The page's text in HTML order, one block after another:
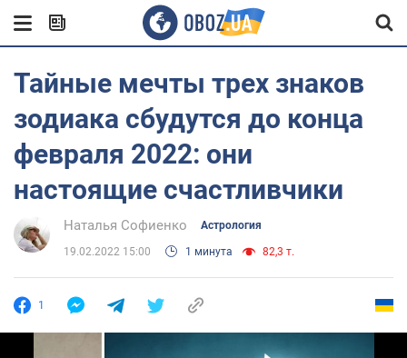
Тайные мечты трех знаков
зодиака сбудутся до конца
февраля 2022: они
настоящие счастливчики
Наталья Софиенко Астрология
19.02.2022 15:00 1 минута 82,3 т.
1